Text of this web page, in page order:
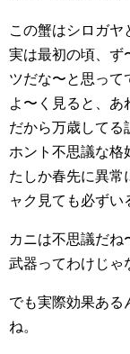
この蟹はシロガヤ
実は最初の頃、ず
ツだな〜と思って
よ〜く見ると、あ
だから万歳してる
ホント不思議な格
たしか春先に異常
ャク見ても必ずい
カニは不思議だね
武器ってわけじゃ
でも実際効果ある
ね。